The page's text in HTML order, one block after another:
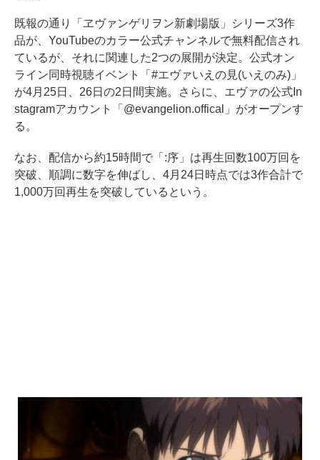
既報の通り「ヱヴァンゲリヲン新劇場版」シリーズ3作
品が、YouTubeのカラー公式チャンネルで無料配信され
ているが、それに関連した2つの展開が決定。公式オン
ライン同時視聴イベント「#エヴァいえの見(いえのみ)」
が4月25日、26日の2日間実施。さらに、エヴァの公式In
stagramアカウント「@evangelion.offical」がオープンす
る。
なお、配信から約15時間で「:序」は再生回数100万回を
突破、順調に数字を伸ばし、4月24日時点では3作合計で
1,000万回再生を突破しているという。